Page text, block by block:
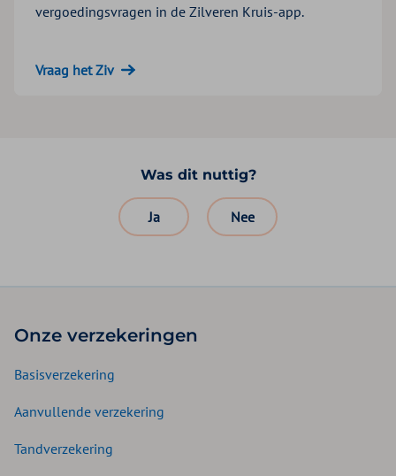
vergoedingsvragen in de Zilveren Kruis-app.
Vraag het Ziv
Was dit nuttig?
Ja Nee
Onze verzekeringen
Basisverzekering
Aanvullende verzekering
Tandverzekering